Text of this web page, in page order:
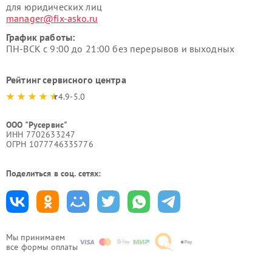
Мы принимаем
все формы оплаты
для юридических лиц
manager@fix-asko.ru
График работы:
ПН-ВСК с 9:00 до 21:00 без перерывов и выходных
Рейтинг сервисного центра
4.9-5.0
ООО "Русервис"
ИНН 7702633247
ОГРН 1077746335776
Поделиться в соц. сетях: